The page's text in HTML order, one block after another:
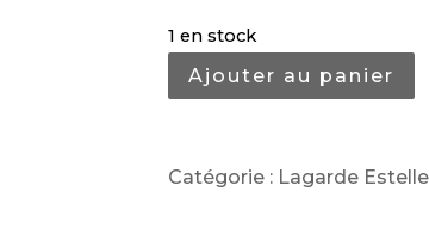
1 en stock
Ajouter au panier
Catégorie : Lagarde Estelle